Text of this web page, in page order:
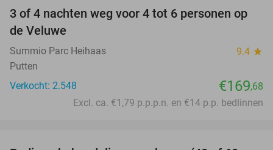
3 of 4 nachten weg voor 4 tot 6 personen op
de Veluwe
Summio Parc Heihaas 9.4 star
Putten
Verkocht: 2.548
€169,68
Excl. ca. €1,79 p.p.p.n. en €14 p.p. bedlinnen